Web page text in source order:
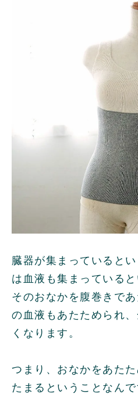
臓器が集まっていると
は血液も集まっていると
そのおなかを腹巻きで
の血液もあたためられ
くなります。
つまり、おなかをあた
たまるということなんで